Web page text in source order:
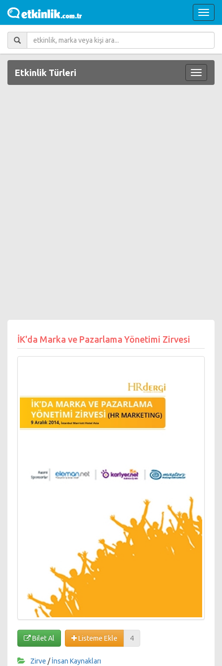
Etkinlik Türleri
İK'da Marka ve Pazarlama Yönetimi Zirvesi
Bilet Al Listeme Ekle 4
Zirve /İnsan Kaynakları